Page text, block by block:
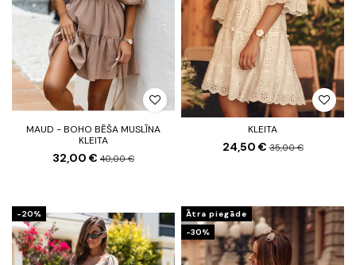
MAUD - BOHO BĒŠA MUSLĪNA
KLEITA
32,00 € 40,00 €
KLEITA
24,50 €35,00 €
-20%
Ātra piegāde
-30%